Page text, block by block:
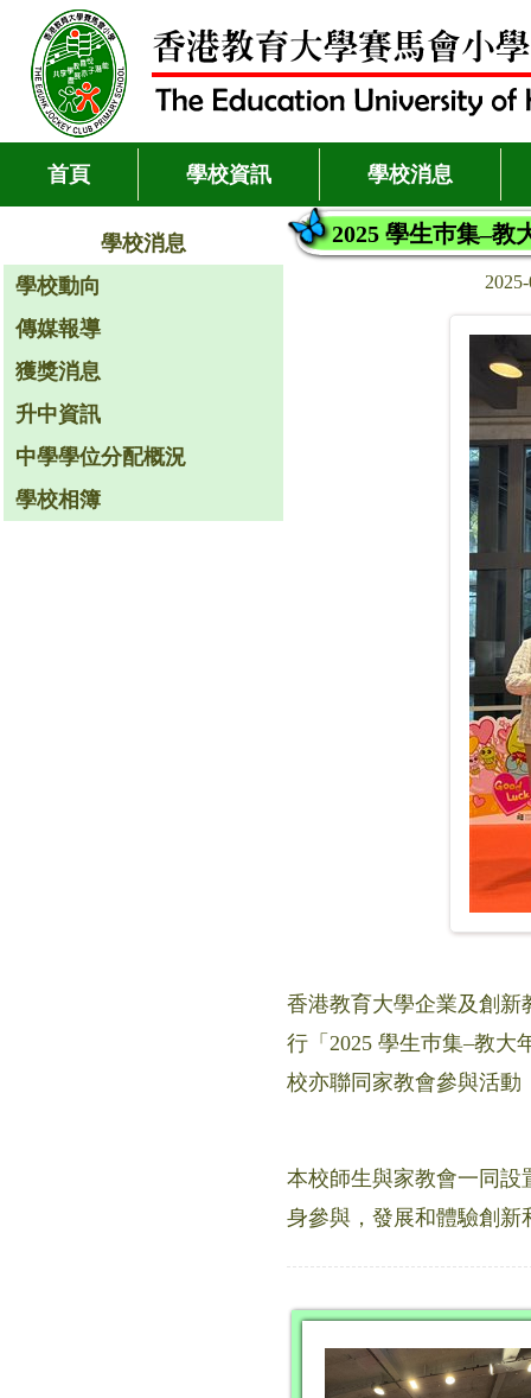
首頁 學校資訊 學校消息
學校消息
學校動向
傳媒報導
獲獎消息
升中資訊
中學學位分配概況
學校相簿
2025 學生巿集–教
香港教育大學企業及創新
行「2025 學生巿集–教大
校亦聯同家教會參與活動
本校師生與家教會一同設
身參與，發展和體驗創